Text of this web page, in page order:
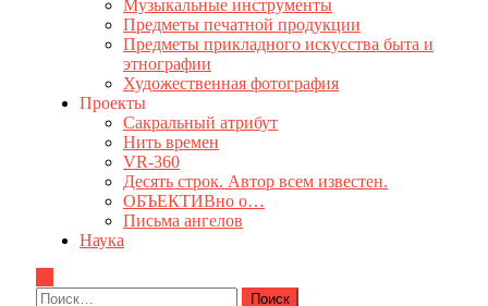
Музыкальные инструменты
Предметы печатной продукции
Предметы прикладного искусства быта и
этнографии
Художественная фотография
Проекты
Сакральный атрибут
Нить времен
VR-360
Десять строк. Автор всем известен.
ОБЪЕКТИВно о…
Письма ангелов
Наука
Найти: